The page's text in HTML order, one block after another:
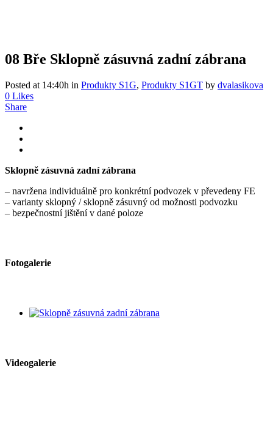
08 Bře Sklopně zásuvná zadní zábrana
Posted at 14:40h in Produkty S1G, Produkty S1GT by dvalasikova
0 Likes
Share
Sklopně zásuvná zadní zábrana
– navržena individuálně pro konkrétní podvozek v převedeny FE
– varianty sklopný / sklopně zásuvný od možnosti podvozku
– bezpečnostní jištění v dané poloze
Fotogalerie
Videogalerie